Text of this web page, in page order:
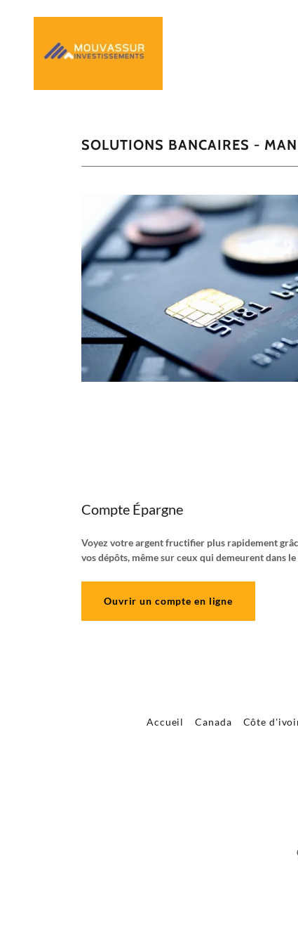
SOLUTIONS BANCAIRES -
Compte Épargne
Voyez votre argent fructifier plus rapidement
vos dépôts, même sur ceux qui demeurent dans
Ouvrir un compte en ligne
Accueil Canada Côte